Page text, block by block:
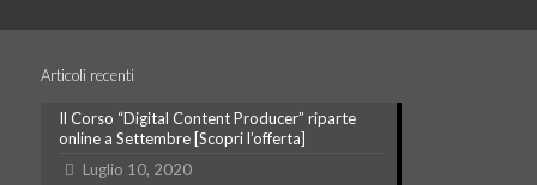
Articoli recenti
Il Corso “Digital Content Producer” riparte
online a Settembre [Scopri l’offerta]
Luglio 10, 2020